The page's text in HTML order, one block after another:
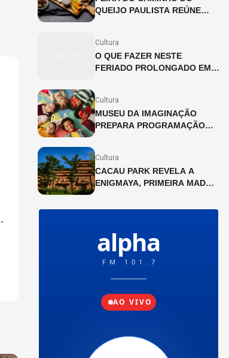
QUEIJO PAULISTA REÚNE
Cultura
O QUE FAZER NESTE
FERIADO PROLONGADO EM
Cultura
MUSEU DA IMAGINAÇÃO
PREPARA PROGRAMAÇÃO
Cultura
CACAU PARK REVELA A
ENIGMAYA, PRIMEIRA MAD